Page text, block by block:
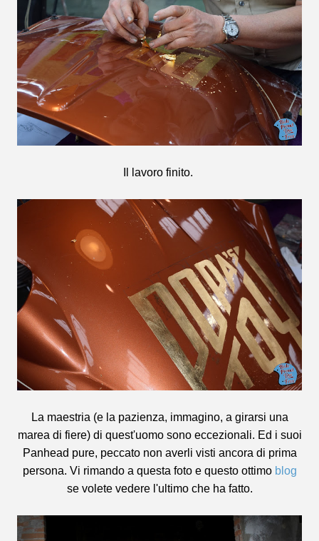
Il lavoro finito.
La maestria (e la pazienza, immagino, a girarsi una
marea di fiere) di quest'uomo sono eccezionali. Ed i suoi
Panhead pure, peccato non averli visti ancora di prima
persona. Vi rimando a questa foto e questo ottimo blog
se volete vedere l'ultimo che ha fatto.